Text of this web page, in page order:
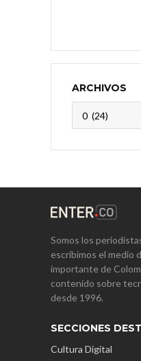
ARCHIVOS
Somos los
escribimos el medio
importante de
contenido sobre
desde 1996.
SECCIONES
Cultura Digital